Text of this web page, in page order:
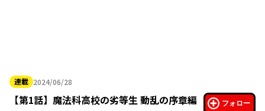
連載 2024/06/28
2024年06月28日
【第1話】 魔法科高校の劣等生 動乱の序章編 フォロー